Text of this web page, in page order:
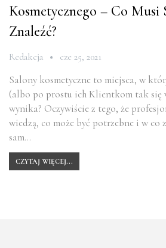
Kosmetycznego – Co Musi
Znaleźć?
Redakcja cze 25, 2021
Salony kosmetyczne to miejsca, w
(albo po prostu ich Klientkom tak się
wynika? Oczywiście z tego, że
wiedzą, co może być potrzebne i w co
sam…
CZYTAJ WIĘCEJ...